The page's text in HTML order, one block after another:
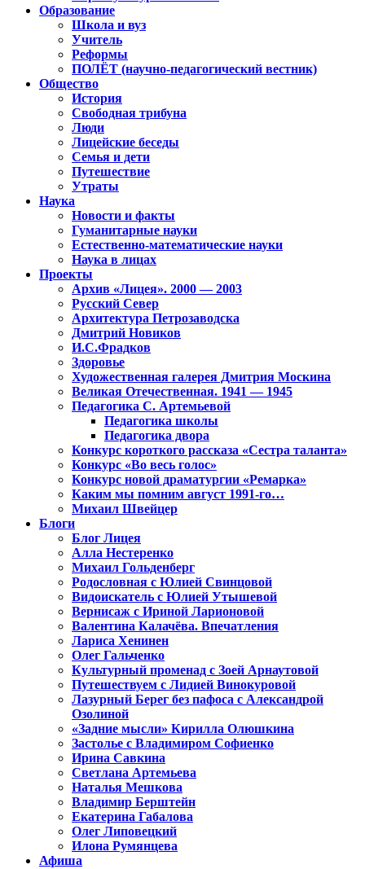
Образование
Школа и вуз
Учитель
Реформы
ПОЛЁТ (научно-педагогический вестник)
Общество
История
Свободная трибуна
Люди
Лицейские беседы
Семья и дети
Путешествие
Утраты
Наука
Новости и факты
Гуманитарные науки
Естественно-математические науки
Наука в лицах
Проекты
Архив «Лицея». 2000 — 2003
Русский Север
Архитектура Петрозаводска
Дмитрий Новиков
И.С.Фрадков
Здоровье
Художественная галерея Дмитрия Москина
Великая Отечественная. 1941 — 1945
Педагогика С. Артемьевой
Педагогика школы
Педагогика двора
Конкурс короткого рассказа «Сестра таланта»
Конкурс «Во весь голос»
Конкурс новой драматургии «Ремарка»
Каким мы помним август 1991-го…
Михаил Швейцер
Блоги
Блог Лицея
Алла Нестеренко
Михаил Гольденберг
Родословная с Юлией Свинцовой
Видоискатель с Юлией Утышевой
Вернисаж с Ириной Ларионовой
Валентина Калачёва. Впечатления
Лариса Хенинен
Олег Гальченко
Культурный променад с Зоей Арнаутовой
Путешествуем с Лидией Винокуровой
Лазурный Берег без пафоса с Александрой
Озолиной
«Задние мысли» Кирилла Олюшкина
Застолье с Владимиром Софиенко
Ирина Савкина
Светлана Артемьева
Наталья Мешкова
Владимир Берштейн
Екатерина Габалова
Олег Липовецкий
Илона Румянцева
Афиша